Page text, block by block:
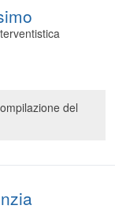
del